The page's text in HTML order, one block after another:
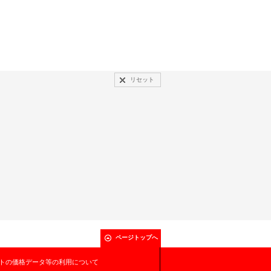
リセット
ページトップへ
の価格データ等の利用について